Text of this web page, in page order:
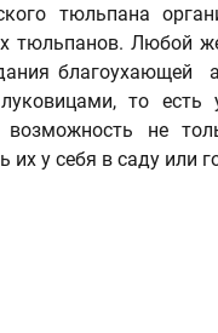
тюльпана
тюльпанов. Любой
благоухающей
то есть
возможность не
их у себя в саду или